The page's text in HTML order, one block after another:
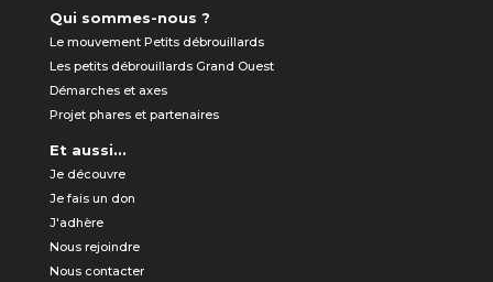
Qui sommes-nous ?
Le mouvement Petits débrouillards
Les petits débrouillards Grand Ouest
Démarches et axes
Projet phares et partenaires
Et aussi...
Je découvre
Je fais un don
J'adhère
Nous rejoindre
Nous contacter